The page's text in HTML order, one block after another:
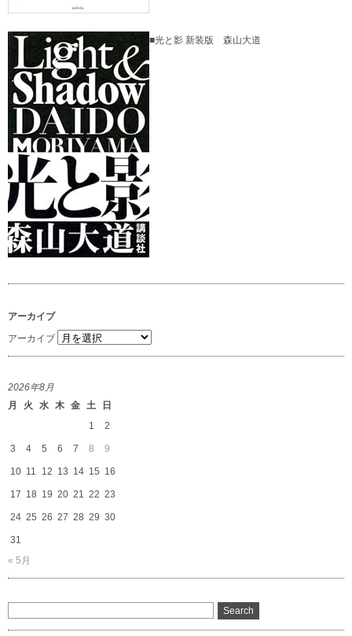
■光と影 新装版 森山大道
アーカイブ
アーカイブ
2026年8月
月
火 水 木 金 土
日
1
2
3 4 5 6 7 8 9
10 11 12 13 14 15 16
17 18 19 20 21 22 23
24 25 26 27 28 29 30
31
« 5月